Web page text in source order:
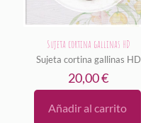
Sujeta cortina gallinas HD
Sujeta cortina gallinas HD
20,00€
Añadir al carrito